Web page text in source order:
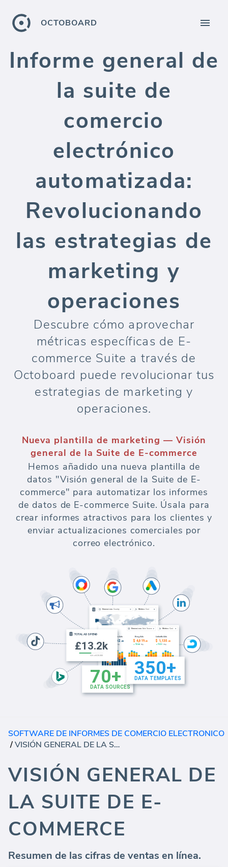
OCTOBOARD
Informe general de
la suite de
comercio
electrónico
automatizada:
Revolucionando
las estrategias de
marketing y
operaciones
Descubre cómo aprovechar
métricas específicas de E-
commerce Suite a través de
Octoboard puede revolucionar tus
estrategias de marketing y
operaciones.
Nueva plantilla de marketing — Visión
general de la Suite de E-commerce
Hemos añadido una nueva plantilla de
datos "Visión general de la Suite de E-
commerce" para automatizar los informes
de datos de E-commerce Suite. Úsala para
crear informes atractivos para los clientes y
enviar actualizaciones comerciales por
correo electrónico.
SOFTWARE DE INFORMES DE COMERCIO ELECTRONICO
/
VISIÓN GENERAL DE LA SUITE DE E-COMMERCE
VISIÓN GENERAL DE
LA SUITE DE E-
COMMERCE
Resumen de las cifras de ventas en línea.